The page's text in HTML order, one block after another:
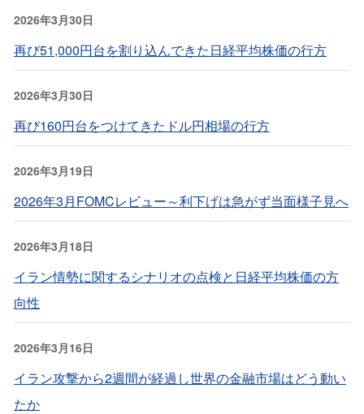
2026年3月30日
再び51,000円台を割り込んできた日経平均株価の行方
2026年3月30日
再び160円台をつけてきたドル円相場の行方
2026年3月19日
2026年3月FOMCレビュー～利下げは急がず当面様子見へ
2026年3月18日
イラン情勢に関するシナリオの点検と日経平均株価の方
向性
2026年3月16日
イラン攻撃から2週間が経過し世界の金融市場はどう動い
たか